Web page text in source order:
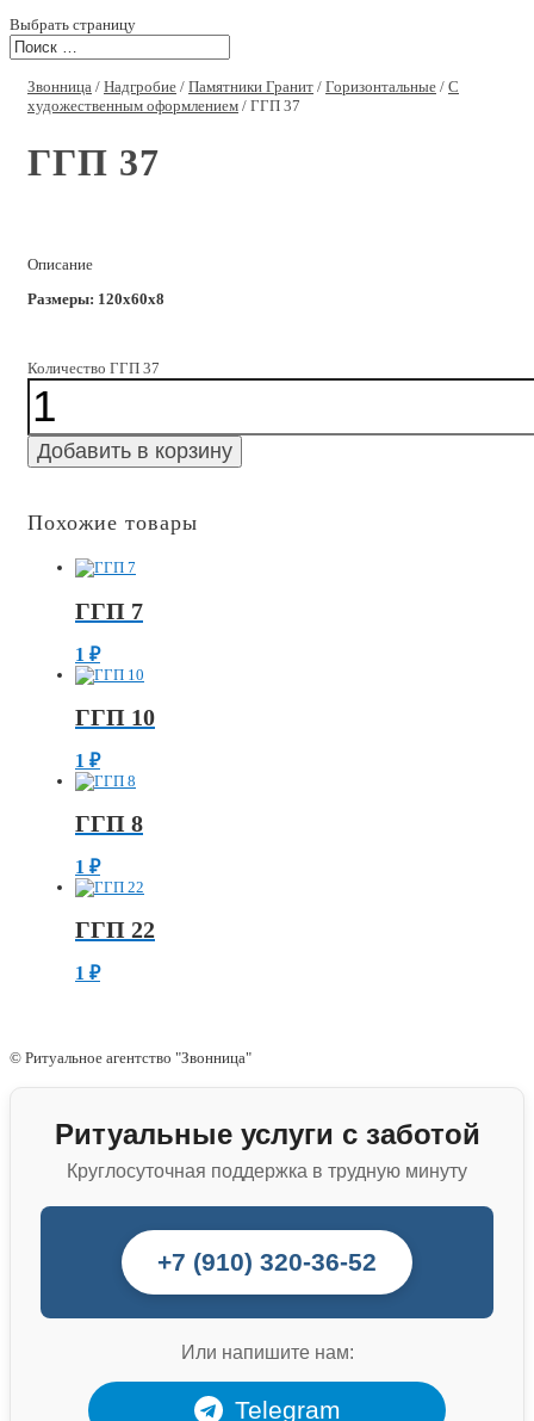
Выбрать страницу
Звонница / Надгробие / Памятники Гранит / Горизонтальные / С
художественным оформлением / ГГП 37
ГГП 37
Описание
Размеры: 120х60х8
Количество ГГП 37
Добавить в корзину
Похожие товары
ГГП 7
1 ₽
ГГП 10
1 ₽
ГГП 8
1 ₽
ГГП 22
1 ₽
© Ритуальное агентство "Звонница"
Ритуальные услуги с заботой
Круглосуточная поддержка в трудную минуту
+7 (910) 320-36-52
Или напишите нам:
Telegram